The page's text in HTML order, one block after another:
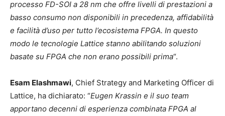
processo FD-SOI a 28 nm che offre livelli di prestazioni a
basso consumo non disponibili in precedenza, affidabilità
e facilità d’uso per tutto l’ecosistema FPGA. In questo
modo le tecnologie Lattice stanno abilitando soluzioni
basate su FPGA che non erano possibili prima“.
Esam Elashmawi, Chief Strategy and Marketing Officer di
Lattice, ha dichiarato: “Eugen Krassin e il suo team
apportano decenni di esperienza combinata FPGA al